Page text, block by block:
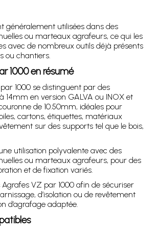
généralement utilisées dans des
ou marteaux agrafeurs, ce qui les
avec de nombreux outils déjà présents
ou chantiers.
1000 en résumé
1000 se distinguent par des
14mm en version GALVA ou INOX et
de 10.50mm, idéales pour
cartons, étiquettes, matériaux
sur des supports tel que le bois,
utilisation polyvalente avec des
ou marteaux agrafeurs, pour des
et de fixation variés.
VZ par 1000 afin de sécuriser
d’isolation ou de revêtement
d’agrafage adaptée.